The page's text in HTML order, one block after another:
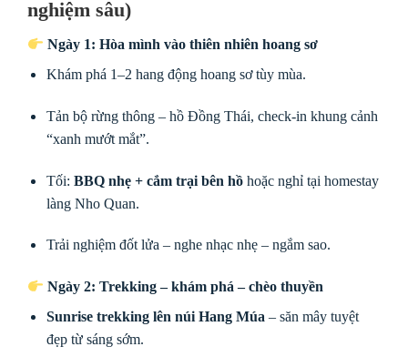
nghiệm sâu)
Ngày 1: Hòa mình vào thiên nhiên hoang sơ
Khám phá 1–2 hang động hoang sơ tùy mùa.
Tản bộ rừng thông – hồ Đồng Thái, check-in khung cảnh
“xanh mướt mắt”.
Tối: BBQ nhẹ + cắm trại bên hồhoặc nghỉ tại homestay
làng Nho Quan.
Trải nghiệm đốt lửa – nghe nhạc nhẹ – ngắm sao.
Ngày 2: Trekking – khám phá – chèo thuyền
Sunrise trekking lên núi Hang Múa – săn mây tuyệt
đẹp từ sáng sớm.